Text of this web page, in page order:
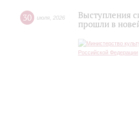
30 июля 2026
Выступления
прошли в